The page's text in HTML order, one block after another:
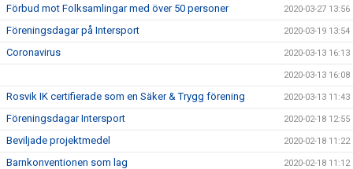
Förbud mot Folksamlingar med över 50 personer 2020-03-27 13:56
Föreningsdagar på Intersport 2020-03-19 13:54
Coronavirus 2020-03-13 16:13
2020-03-13 16:08
Rosvik IK certifierade som en Säker & Trygg förening 2020-03-13 11:43
Föreningsdagar Intersport 2020-02-18 12:55
Beviljade projektmedel 2020-02-18 11:22
Barnkonventionen som lag 2020-02-18 11:12